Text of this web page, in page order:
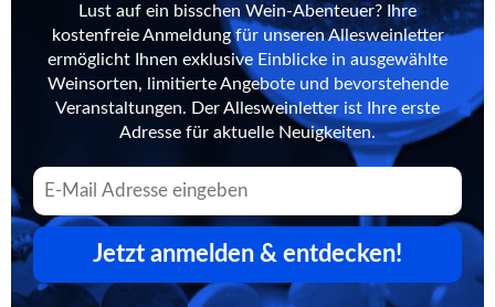
Lust auf ein bisschen Wein-Abenteuer? Ihre
kostenfreie Anmeldung für unseren Allesweinletter
ermöglicht Ihnen exklusive Einblicke in ausgewählte
Weinsorten, limitierte Angebote und bevorstehende
Veranstaltungen. Der Allesweinletter ist Ihre erste
Adresse für aktuelle Neuigkeiten.
Jetzt anmelden & entdecken!